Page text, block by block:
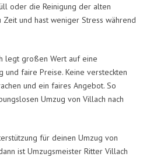
oder die Reinigung der alten
Zeit und hast weniger Stress während
legt großen Wert auf eine
und faire Preise. Keine versteckten
und ein faires Angebot. So
Umzug von Villach nach
für deinen Umzug von
ist Umzugsmeister Ritter Villach